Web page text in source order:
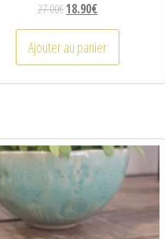
27.00€18.90€
Ajouter au panier